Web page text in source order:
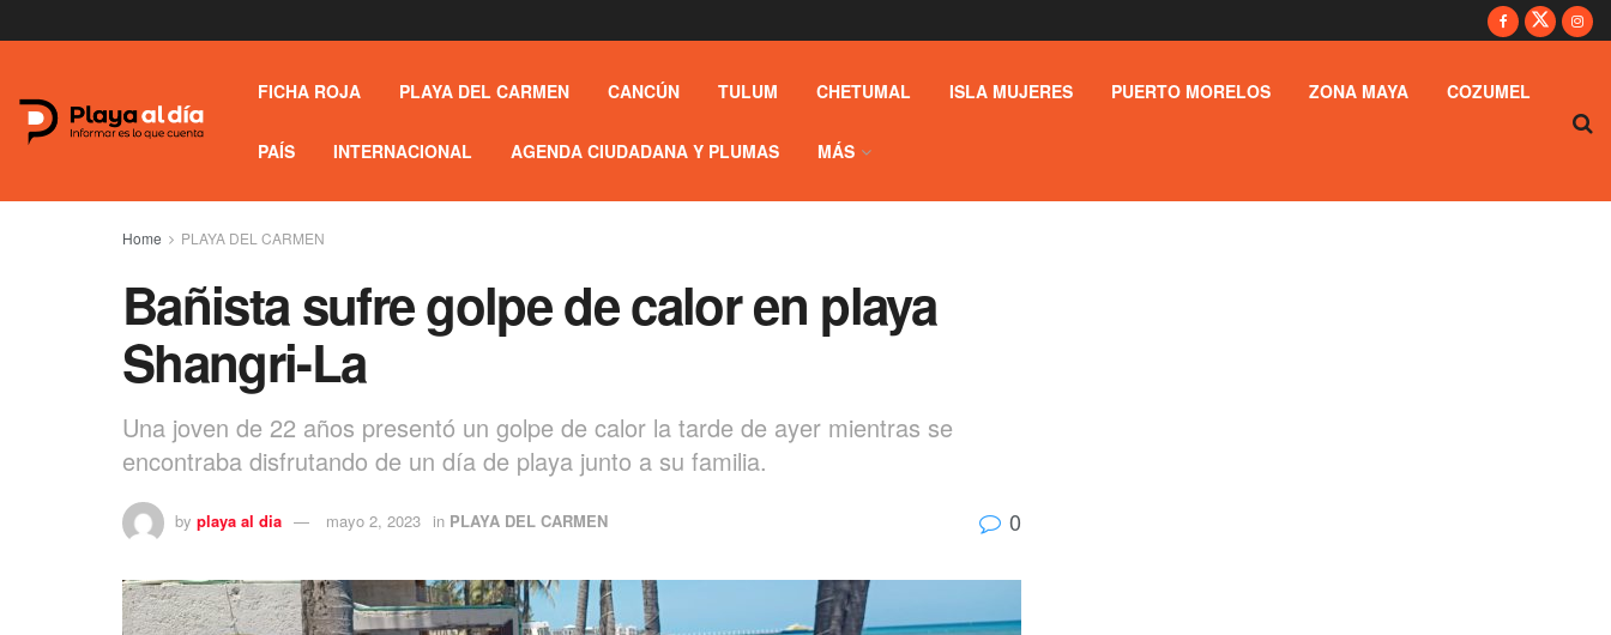
FICHA ROJA PLAYA DEL CARMEN CANCÚN TULUM CHETUMAL ISLA MUJERES PUERTO MORELOS ZONA MAYA COZUMEL
PAÍS INTERNACIONAL AGENDA CIUDADANA Y PLUMAS MÁS
Home PLAYA DEL CARMEN
Bañista sufre golpe de calor en playa
Shangri-La
Una joven de 22 años presentó un golpe de calor la tarde de ayer mientras se
encontraba disfrutando de un día de playa junto a su familia.
by playa al dia mayo 2, 2023 in PLAYA DEL CARMEN 0